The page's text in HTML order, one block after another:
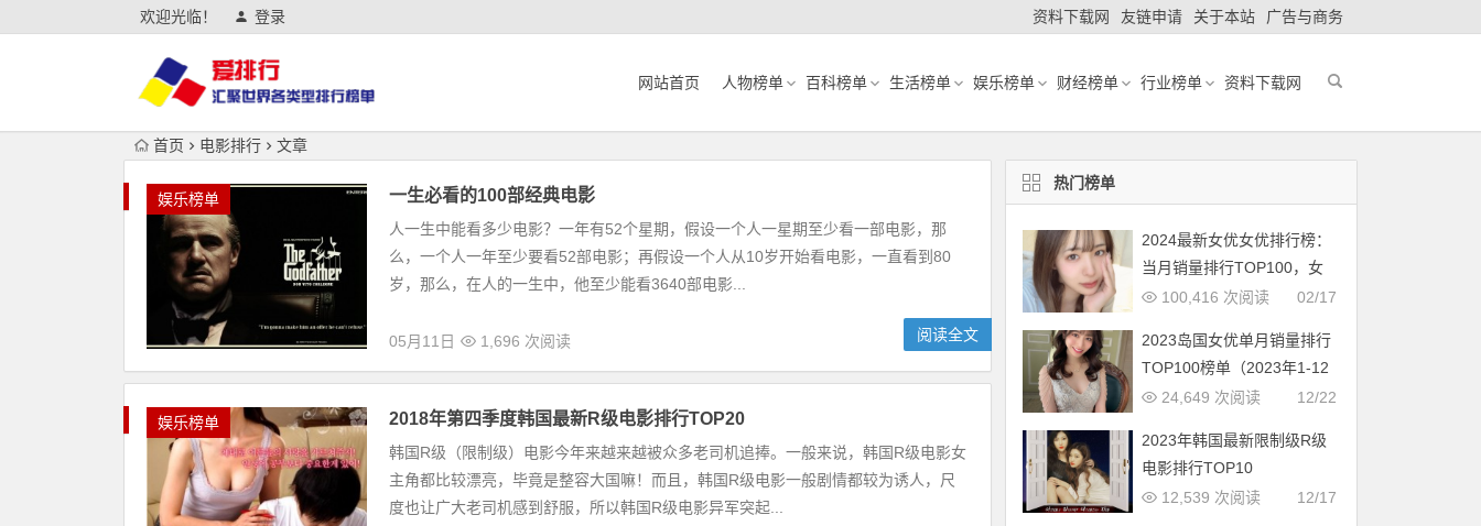
欢迎光临！ 登录 资料下载网 友链申请 关于本站 广告与商务
网站首页 人物榜单 百科榜单 生活榜单 娱乐榜单 财经榜单 行业榜单 资料下载网
首页 电影排行 文章
娱乐榜单 一生必看的100部经典电影
人一生中能看多少电影？一年有52个星期，假设一个人一星期至少看一部电影，那
么，一个人一年至少要看52部电影；再假设一个人从10岁开始看电影，一直看到80
岁，那么，在人的一生中，他至少能看3640部电影...
05月11日 1,696 次阅读 阅读全文
娱乐榜单 2018年第四季度韩国最新R级电影排行TOP20
韩国R级（限制级）电影今年来越来越被众多老司机追捧。一般来说，韩国R级电影女
主角都比较漂亮，毕竟是整容大国嘛！而且，韩国R级电影一般剧情都较为诱人，尺
度也让广大老司机感到舒服，所以韩国R级电影异军突起...
热门榜单
2024最新女优女优排行榜：
当月销量排行TOP100，女
优新人多多（2024年1月，
02/17
100,416 次阅读
2023岛国女优单月销量排行
TOP100榜单（2023年1-12
月更新完毕）
12/22
24,649 次阅读
2023年韩国最新限制级R级
电影排行TOP10
12/17
12,539 次阅读